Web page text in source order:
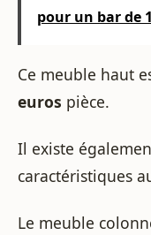
pour un bar de
Ce meuble haut
euros pièce.
Il existe
caractéristiques
Le meuble